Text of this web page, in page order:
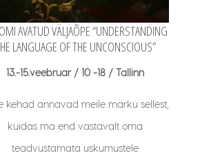
AVATUD VÄLJAÕPE “UNDERSTANDING
LANGUAGE OF THE UNCONSCIOUS”
13.-15.veebruar / 10 -18 / Tallinn
kehad annavad meile märku sellest,
kuidas ma end vastavalt oma
teadvustamata uskumustele